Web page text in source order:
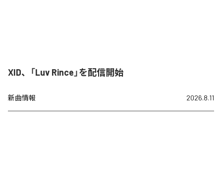
XID、「Luv Rince」を配信開始
新曲情報 2026.8.11